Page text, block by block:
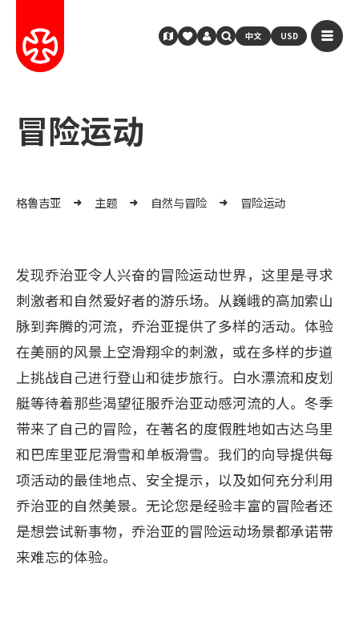
中文 USD
冒险运动
格鲁吉亚 主题 自然与冒险 冒险运动
发现乔治亚令人兴奋的冒险运动世界，这里是寻求
刺激者和自然爱好者的游乐场。从巍峨的高加索山
脉到奔腾的河流，乔治亚提供了多样的活动。体验
在美丽的风景上空滑翔伞的刺激，或在多样的步道
上挑战自己进行登山和徒步旅行。白水漂流和皮划
艇等待着那些渴望征服乔治亚动感河流的人。冬季
带来了自己的冒险，在著名的度假胜地如古达乌里
和巴库里亚尼滑雪和单板滑雪。我们的向导提供每
项活动的最佳地点、安全提示，以及如何充分利用
乔治亚的自然美景。无论您是经验丰富的冒险者还
是想尝试新事物，乔治亚的冒险运动场景都承诺带
来难忘的体验。